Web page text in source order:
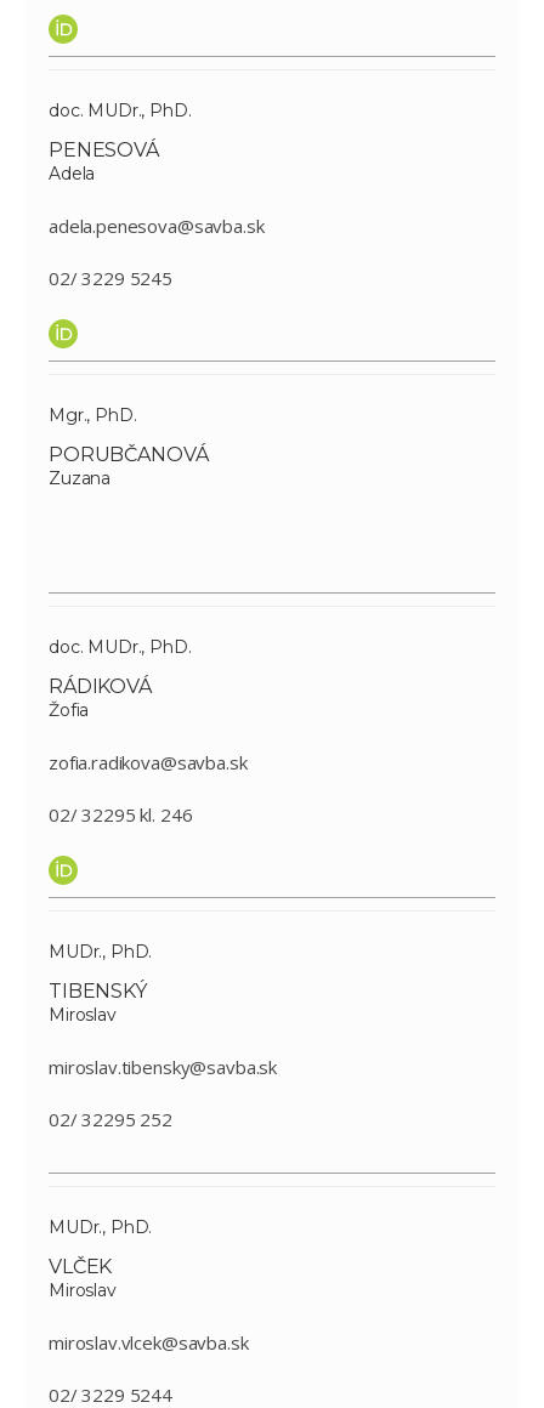
doc. MUDr., PhD.
PENESOVÁ
Adela
adela.penesova@savba.sk
02/ 3229 5245
Mgr., PhD.
PORUBČANOVÁ
Zuzana
doc. MUDr., PhD.
RÁDIKOVÁ
Žofia
zofia.radikova@savba.sk
02/ 32295 kl. 246
MUDr., PhD.
TIBENSKÝ
Miroslav
miroslav.tibensky@savba.sk
02/ 32295 252
MUDr., PhD.
VLČEK
Miroslav
miroslav.vlcek@savba.sk
02/ 3229 5244